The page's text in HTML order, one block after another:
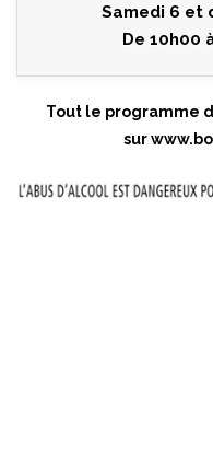
Samedi 6 et
De 10h00
Tout le programme
sur